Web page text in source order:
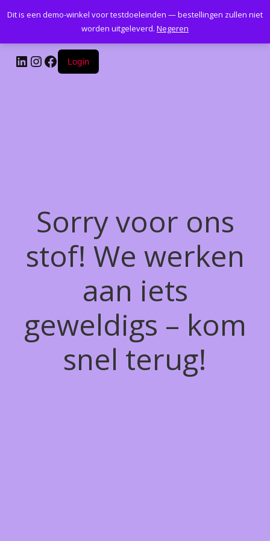
Kantoormeubelenplus.com
LinkedIn
Instagram
Facebook
Login
Sorry voor ons
stof! We werken
aan iets
geweldigs – kom
snel terug!
Dit is een demo-winkel voor testdoeleinden — bestellingen zullen niet
worden uitgeleverd. Negeren